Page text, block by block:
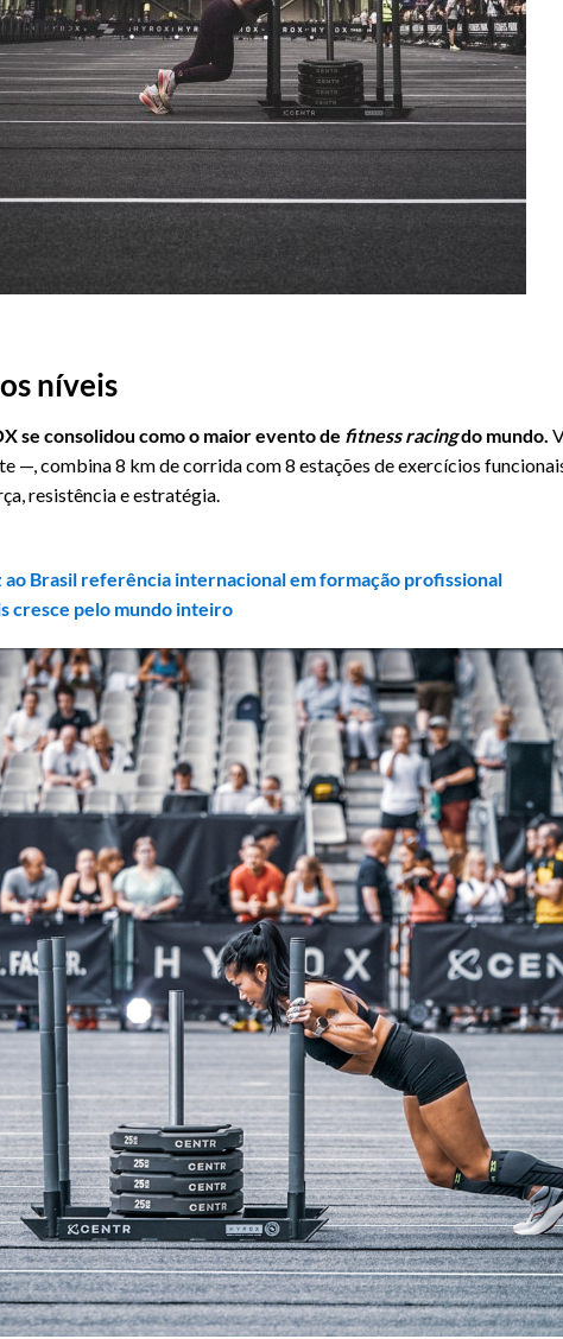
níveis
se consolidou como o maior evento de fitness racingdo mundo.
—, combina 8 km de corrida com 8 estações de exercícios
resistência e estratégia.
ao Brasil referência internacional em formação profissional
cresce pelo mundo inteiro